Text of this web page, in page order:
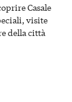
Casale
visite
della città